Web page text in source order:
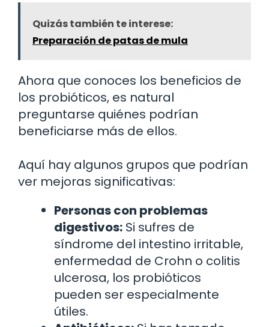
Quizás también te interese:
Preparación de patas de mula
Ahora que conoces los beneficios de
los probióticos, es natural
preguntarse quiénes podrían
beneficiarse más de ellos.
Aquí hay algunos grupos que podrían
ver mejoras significativas:
Personas con problemas
digestivos: Si sufres de
síndrome del intestino irritable,
enfermedad de Crohn o colitis
ulcerosa, los probióticos
pueden ser especialmente
útiles.